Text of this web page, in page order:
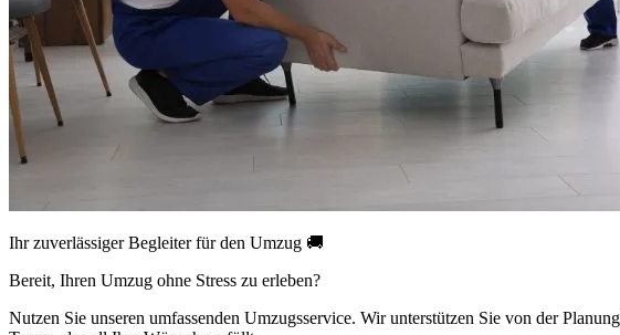
Ihr zuverlässiger Begleiter für den Umzug 🚚
Bereit, Ihren Umzug ohne Stress zu erleben?
Nutzen Sie unseren umfassenden Umzugsservice. Wir unterstützen Sie von der